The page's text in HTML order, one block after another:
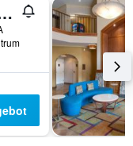
Acres in Sonoma County!